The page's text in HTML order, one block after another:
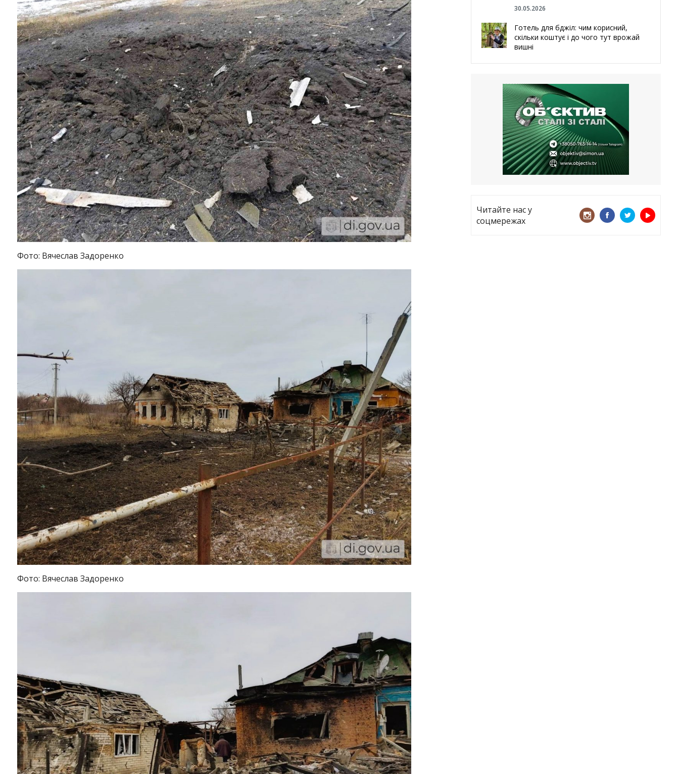
Фото: Вячеслав Задоренко
Фото: Вячеслав Задоренко
30.05.2026
Готель для бджіл: чим корисний,
скільки коштує і до чого тут врожай
вишні
Чугуєва, міста, яке встояло попри
все
21.05.2026
«ТЦК порушує закон? Нехай
платять!» Як завдяки штрафу жінку
виключили з обліку
15.05.2026
Читайте нас у
соцмережах
InstagramFacebook
TwitterYoutube